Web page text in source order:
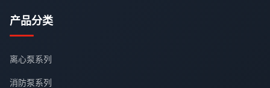
产品分类
离心泵系列
消防泵系列